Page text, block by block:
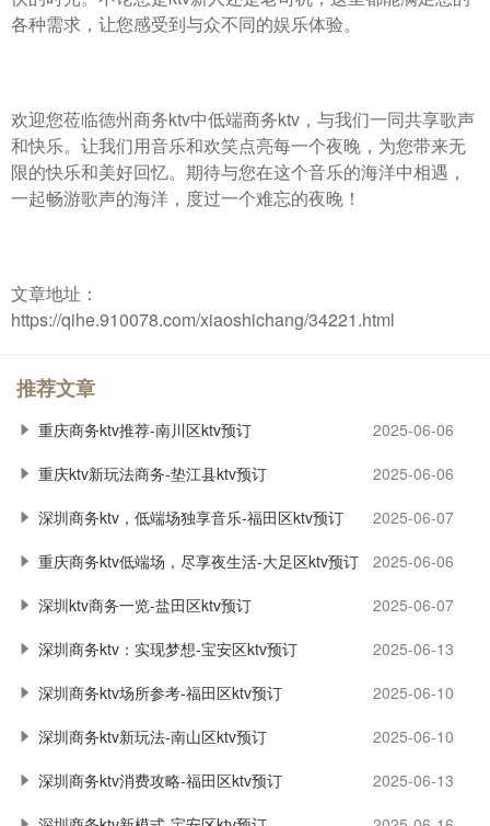
各种需求，让您感受到与众不同的娱乐体验。
欢迎您莅临德州商务ktv中低端商务ktv，与我们一同共享歌声
和快乐。让我们用音乐和欢笑点亮每一个夜晚，为您带来无
限的快乐和美好回忆。期待与您在这个音乐的海洋中相遇，
一起畅游歌声的海洋，度过一个难忘的夜晚！
文章地址：
https://qihe.910078.com/xiaoshichang/34221.html
推荐文章
重庆商务ktv推荐-南川区ktv预订
2025-06-06
重庆ktv新玩法商务-垫江县ktv预订
2025-06-06
深圳商务ktv，低端场独享音乐-福田区ktv预订
2025-06-07
重庆商务ktv低端场，尽享夜生活-大足区ktv预订
2025-06-06
深圳ktv商务一览-盐田区ktv预订
2025-06-07
深圳商务ktv：实现梦想-宝安区ktv预订
2025-06-13
深圳商务ktv场所参考-福田区ktv预订
2025-06-10
深圳商务ktv新玩法-南山区ktv预订
2025-06-10
深圳商务ktv消费攻略-福田区ktv预订
2025-06-13